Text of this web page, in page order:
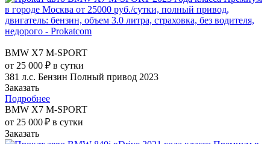
BMW X7 M-SPORT
от 25 000 ₽ в сутки
381 л.с. Бензин Полный привод 2023
Заказать
Подробнее
BMW X7 M-SPORT
от 25 000 ₽ в сутки
Заказать